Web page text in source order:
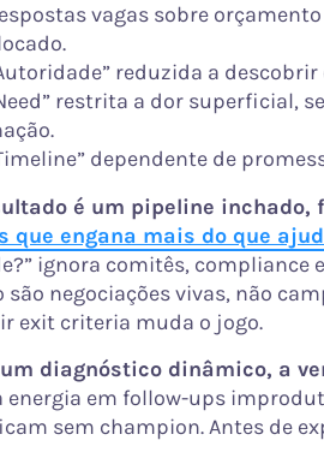
vagas sobre
reduzida a
restrita a dor superficial,
dependente de
é um pipeline inchado,
que engana mais do que
ignora comitês, compliance
são negociações vivas, não
exit criteria muda o jogo.
diagnóstico dinâmico, a
energia em follow-ups
sem champion. Antes de